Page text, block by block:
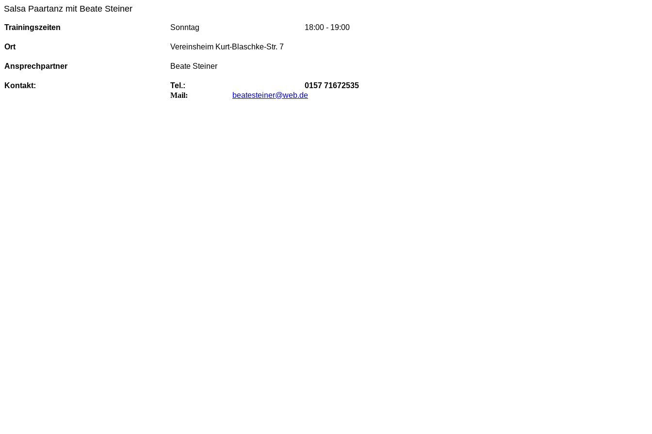
Salsa Paartanz mit Beate Steiner
Trainingszeiten Sonntag 18:00 - 19:00
Ort Vereinsheim Kurt-Blaschke-Str. 7
Ansprechpartner Beate Steiner
Kontakt: Tel.:
0157 71672535
Mail:
beatesteiner@web.de